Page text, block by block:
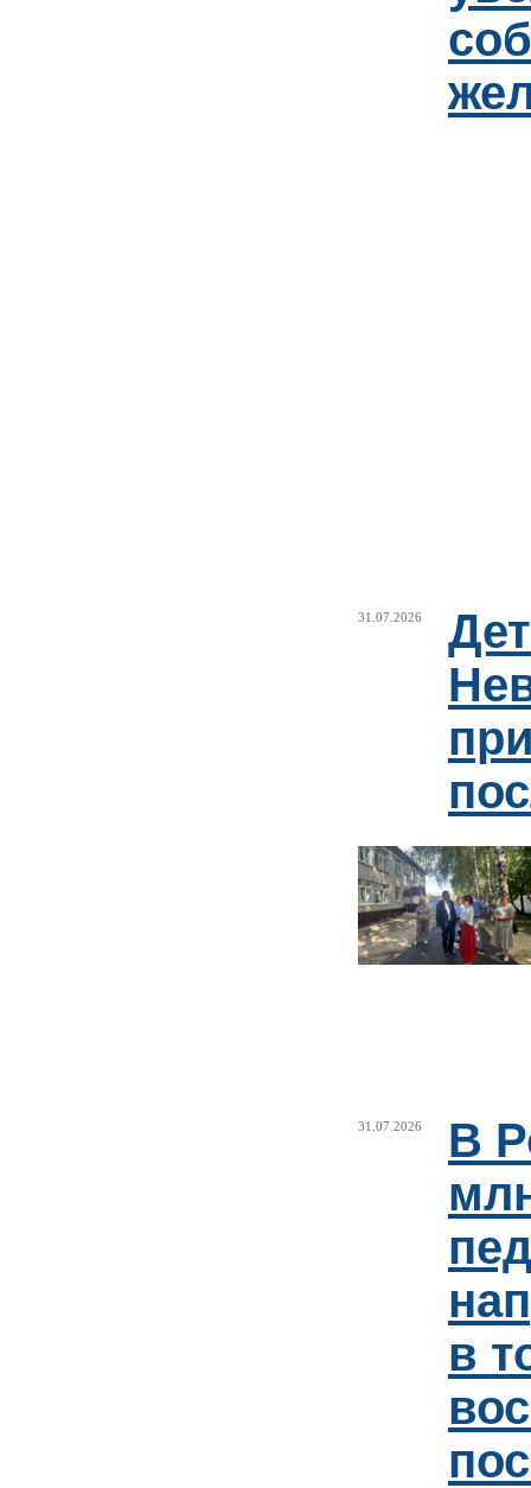
31.07.2026
31.07.2026
В
в